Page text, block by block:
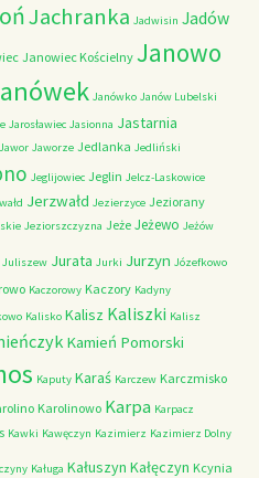
Jachranka Jadwisin Jadów
Janowiec Kościelny Janowo
Janówko Janów Lubelski
Jarosławiec Jasionna Jastarnia
Jawor Jaworze Jedlanka Jedliński
Jeglijowiec Jeglin Jelcz-Laskowice
Jerzwałd Jezierzyce Jeziorany
Jeziorszczyzna Jeże Jeżewo Jeżów
Juliszew Jurata Jurki Jurzyn Józefkowo
Kaczorowy Kaczory Kadyny
Kalisko Kalisz Kaliszki Kalisz
Kamień Pomorski
Kaputy Karaś Karczew Karczmisko
Karolinowo Karpa Karpacz
Kawki Kawęczyn Kazimierz Kazimierz Dolny
Kaługa Kałuszyn Kałęczyn Kcynia